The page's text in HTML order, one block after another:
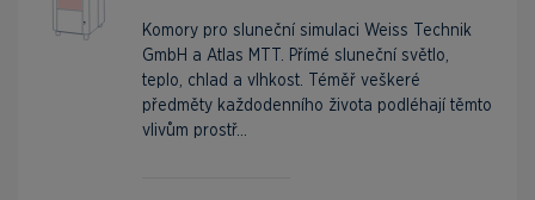
Komory pro sluneční simulaci Weiss Technik
GmbH a Atlas MTT. Přímé sluneční světlo,
teplo, chlad a vlhkost. Téměř veškeré
předměty každodenního života podléhají těmto
vlivům prostř...